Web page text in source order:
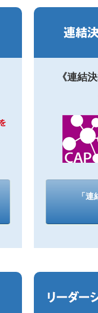
《連結
「